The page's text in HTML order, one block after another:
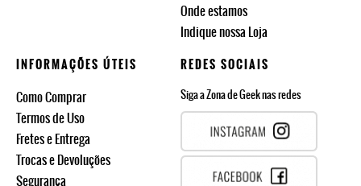
Onde estamos
Indique nossa Loja
INFORMAÇÕES ÚTEIS
Como Comprar
Termos de Uso
Fretes e Entrega
Trocas e Devoluções
Segurança
REDES SOCIAIS
Siga a Zona de Geek nas redes